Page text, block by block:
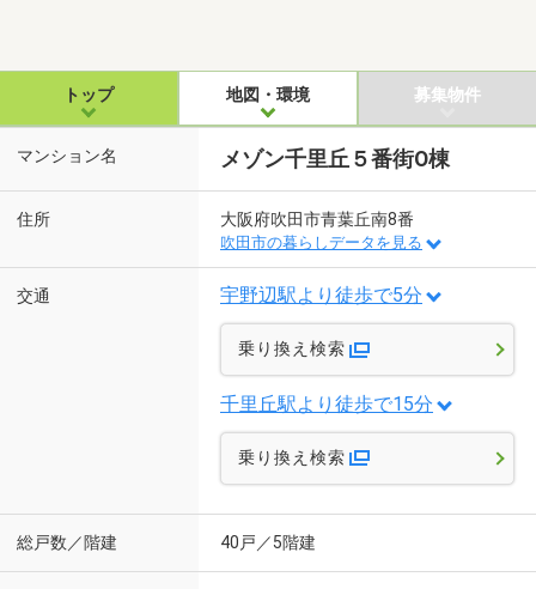
トップ 地図・環境 募集物件
マンション名 メゾン千里丘５番街O棟
住所 大阪府吹田市青葉丘南8番
吹田市の暮らしデータを見る
交通 宇野辺駅より徒歩で5分
乗り換え検索
千里丘駅より徒歩で15分
乗り換え検索
総戸数／階建 40戸／5階建